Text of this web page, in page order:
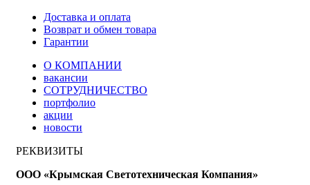
Доставка и оплата
Возврат и обмен товара
Гарантии
О КОМПАНИИ
вакансии
СОТРУДНИЧЕСТВО
портфолио
акции
новости
РЕКВИЗИТЫ
ООО «Крымская Светотехническая Компания»